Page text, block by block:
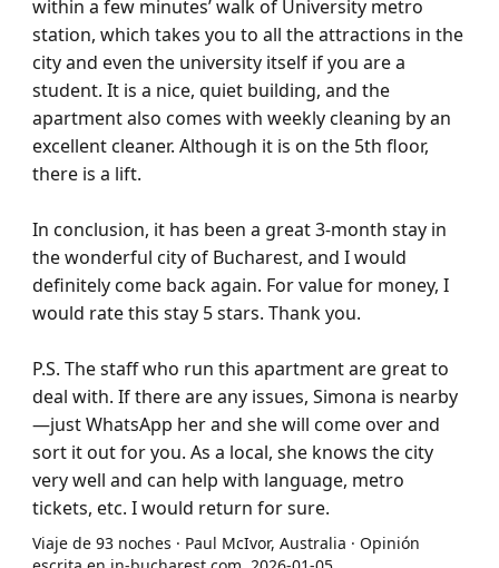
within a few minutes’ walk of University metro
station, which takes you to all the attractions in the
city and even the university itself if you are a
student. It is a nice, quiet building, and the
apartment also comes with weekly cleaning by an
excellent cleaner. Although it is on the 5th floor,
there is a lift.
In conclusion, it has been a great 3-month stay in
the wonderful city of Bucharest, and I would
definitely come back again. For value for money, I
would rate this stay 5 stars. Thank you.
P.S. The staff who run this apartment are great to
deal with. If there are any issues, Simona is nearby
—just WhatsApp her and she will come over and
sort it out for you. As a local, she knows the city
very well and can help with language, metro
tickets, etc. I would return for sure.
Viaje de 93 noches · Paul McIvor, Australia · Opinión